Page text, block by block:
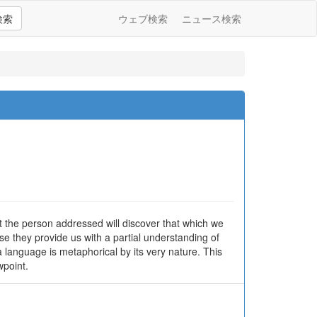
索 ウェブ検索 ニュース検索
person addressed will discover that which we
they provide us with a partial understanding of
is metaphorical by its very nature. This